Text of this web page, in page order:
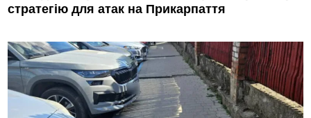
стратегію для атак на Прикарпаття